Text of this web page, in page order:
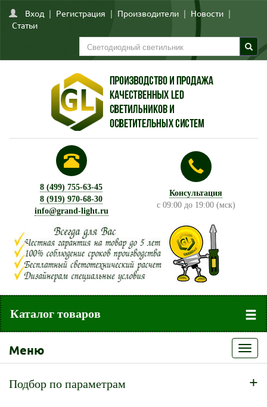
Вход | Регистрация | Производители | Новости |
Статьи
8 (499) 755-63-45
8 (919) 970-68-30
info@grand-light.ru
Консультация
с 09:00 до 19:00 (мск)
Каталог товаров
Меню
Подбор по параметрам +